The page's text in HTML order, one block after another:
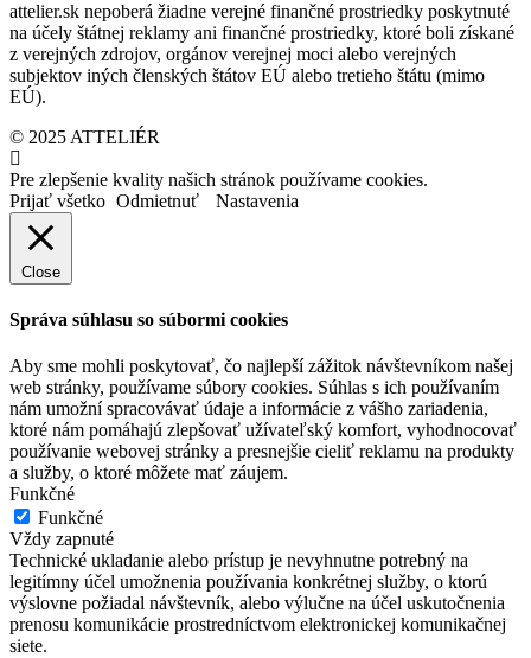
attelier.sk nepoberá žiadne verejné finančné prostriedky poskytnuté
na účely štátnej reklamy ani finančné prostriedky, ktoré boli získané
z verejných zdrojov, orgánov verejnej moci alebo verejných
subjektov iných členských štátov EÚ alebo tretieho štátu (mimo
EÚ).
© 2025 ATTELIÉR
Pre zlepšenie kvality našich stránok používame cookies.
Prijať všetko Odmietnuť Nastavenia
Close
Správa súhlasu so súbormi cookies
Aby sme mohli poskytovať, čo najlepší zážitok návštevníkom našej
web stránky, používame súbory cookies. Súhlas s ich používaním
nám umožní spracovávať údaje a informácie z vášho zariadenia,
ktoré nám pomáhajú zlepšovať užívateľský komfort, vyhodnocovať
používanie webovej stránky a presnejšie cieliť reklamu na produkty
a služby, o ktoré môžete mať záujem.
Funkčné
Funkčné
Vždy zapnuté
Technické ukladanie alebo prístup je nevyhnutne potrebný na
legitímny účel umožnenia používania konkrétnej služby, o ktorú
výslovne požiadal návštevník, alebo výlučne na účel uskutočnenia
prenosu komunikácie prostredníctvom elektronickej komunikačnej
siete.